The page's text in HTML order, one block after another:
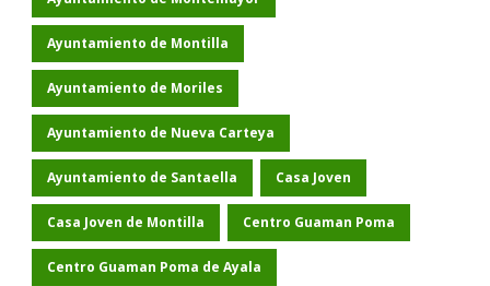
Ayuntamiento de Montilla
Ayuntamiento de Moriles
Ayuntamiento de Nueva Carteya
Ayuntamiento de Santaella Casa Joven
Casa Joven de Montilla Centro Guaman Poma
Centro Guaman Poma de Ayala